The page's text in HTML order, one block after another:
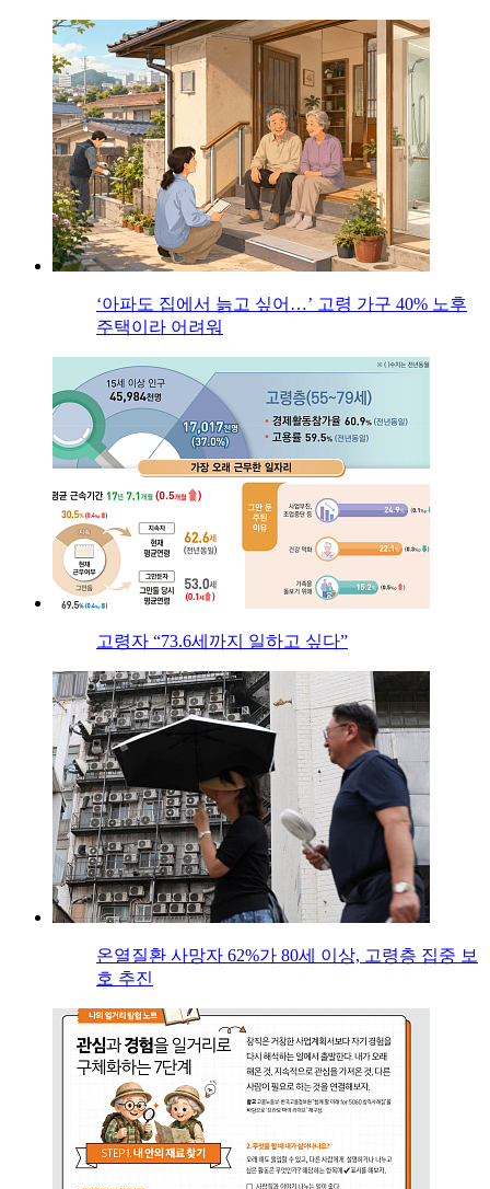
‘아파도 집에서 늙고 싶어…’ 고령 가구 40% 노후
주택이라 어려워
고령자 “73.6세까지 일하고 싶다”
온열질환 사망자 62%가 80세 이상, 고령층 집중 보
호 추진